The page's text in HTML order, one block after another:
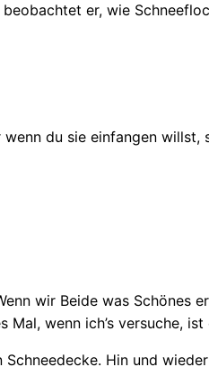
er, wie
du sie einfangen willst,
wir Beide was Schönes
wenn ich’s versuche,
Hin und